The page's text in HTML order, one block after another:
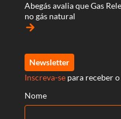
Abegás avalia que Gas
no gás natural
arrow_forward
Newsletter
Inscreva-se para receber
Nome